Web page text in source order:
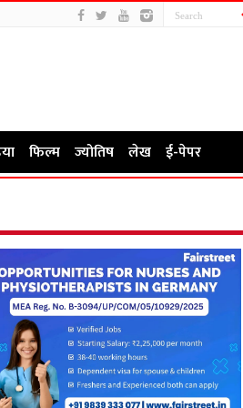
फिल्म ज्योतिष लेख ई-पेपर